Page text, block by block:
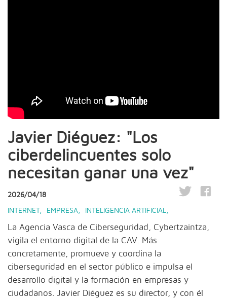
Javier Diéguez: "Los
ciberdelincuentes solo
necesitan ganar una vez"
2026/04/18
INTERNET, EMPRESA INTELIGENCIA ARTIFICIAL
La Agencia Vasca de Ciberseguridad, Cybertzaintza,
vigila el entorno digital de la CAV. Más
concretamente, promueve y coordina la
ciberseguridad en el sector público e impulsa el
desarrollo digital y la formación en empresas y
ciudadanos. Javier Diéguez es su director, y con él